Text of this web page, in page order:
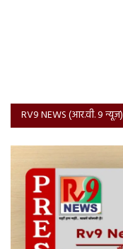
RV9 NEWS (आर.वी. 9 न्यूज़)